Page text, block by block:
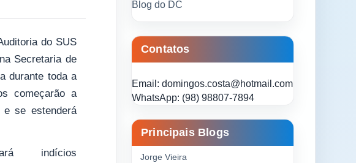
do SUS
Secretaria de
durante toda a
começarão a
e se estenderá
indícios
Blog do DC
Contatos
Email: domingos.costa@hotmail.com
WhatsApp: (98) 98807-7894
Principais Blogs
Jorge Vieira